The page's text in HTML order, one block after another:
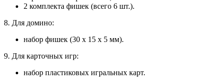
2 комплекта фишек (всего 6 шт.).
8. Для домино:
набор фишек (30 х 15 х 5 мм).
9. Для карточных игр:
набор пластиковых игральных карт.